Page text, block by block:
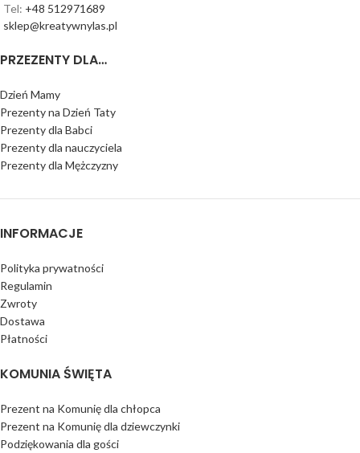
Tel: +48 512971689
sklep@kreatywnylas.pl
PRZEZENTY DLA…
Dzień Mamy
Prezenty na Dzień Taty
Prezenty dla Babci
Prezenty dla nauczyciela
Prezenty dla Mężczyzny
INFORMACJE
Polityka prywatności
Regulamin
Zwroty
Dostawa
Płatności
KOMUNIA ŚWIĘTA
Prezent na Komunię dla chłopca
Prezent na Komunię dla dziewczynki
Podziękowania dla gości